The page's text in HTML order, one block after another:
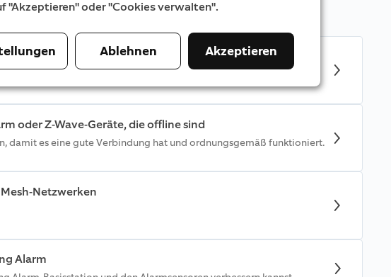
um das WLAN-Signal zu optimieren
oder Z-Wave-Geräte, die offline sind
damit es eine gute Verbindung hat und ordnungsgemäß funktioniert.
Netzwerken
Alarm
"Akzeptieren" oder "Cookies verwalten".
Ablehnen Akzeptieren